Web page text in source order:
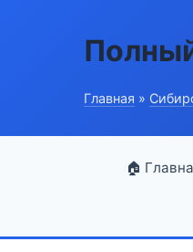
Главная »
🏠